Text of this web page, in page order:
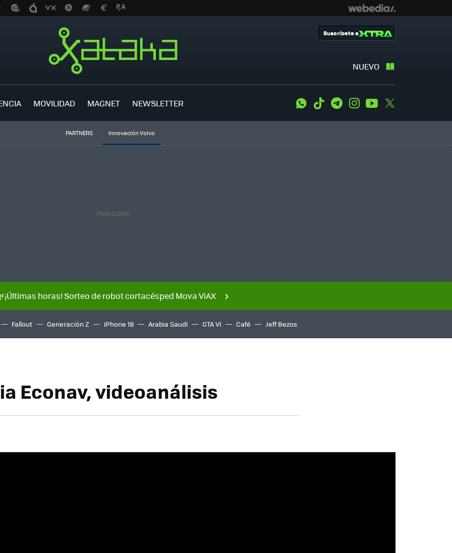
NUEVO
Suscríbete a
MOVILIDAD MAGNET NEWSLETTER WhatsApp
Tiktok TelegramInstagramYoutube
PARTNERS Innovación Volvo
horas! Sorteo de robot cortacésped Mova ViAX
Fallout Generación Z iPhone 18 Arabia Saudí GTA VI Café Jeff Bezos
Econav, videoanálisis